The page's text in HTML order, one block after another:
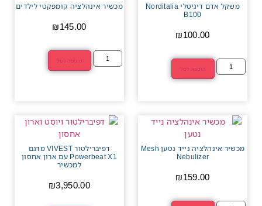
משקל אדם דיגיטלי Norditalia
B100
₪100.00
הוספה לסל
מכשיר אינהלציה קומפקטי לילדים
₪145.00
הוספה לסל
מכשיר אינהלציה נייד נטען Mesh
Nebulizer
₪159.00
דפיברילטור VIVEST מדגם
Powerbeat X1 עם ארון אחסון
למכשיר
₪3,950.00